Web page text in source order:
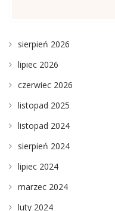
sierpień 2026
lipiec 2026
czerwiec 2026
listopad 2025
listopad 2024
sierpień 2024
lipiec 2024
marzec 2024
luty 2024